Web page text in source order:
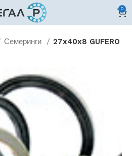
0
Семеринги 27x40x8 GUFERO